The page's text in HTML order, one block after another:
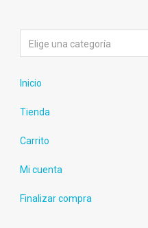
Elige una categoría
Inicio
Tienda
Carrito
Mi cuenta
Finalizar compra